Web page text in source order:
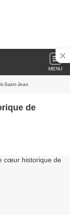
MENU
Saint-Jean
de